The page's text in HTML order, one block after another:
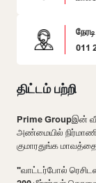
011
திட்டம் பற்றி
Prime Groupஇன்
அண்மையில்
குமாரதுங்க
"வாட்டர்போல்